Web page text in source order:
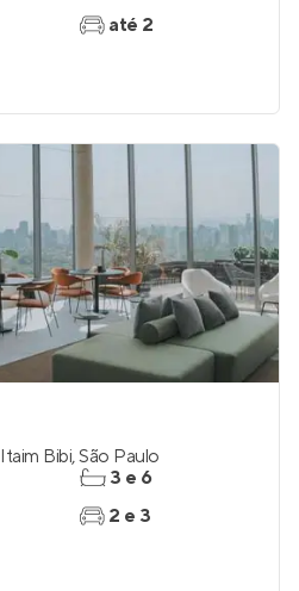
até 2
Itaim Bibi,São Paulo
3 e 6
2 e 3